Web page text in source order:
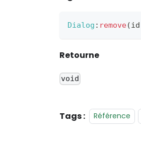
Dialog : remove(id
Retourne
void
Tags : Référence